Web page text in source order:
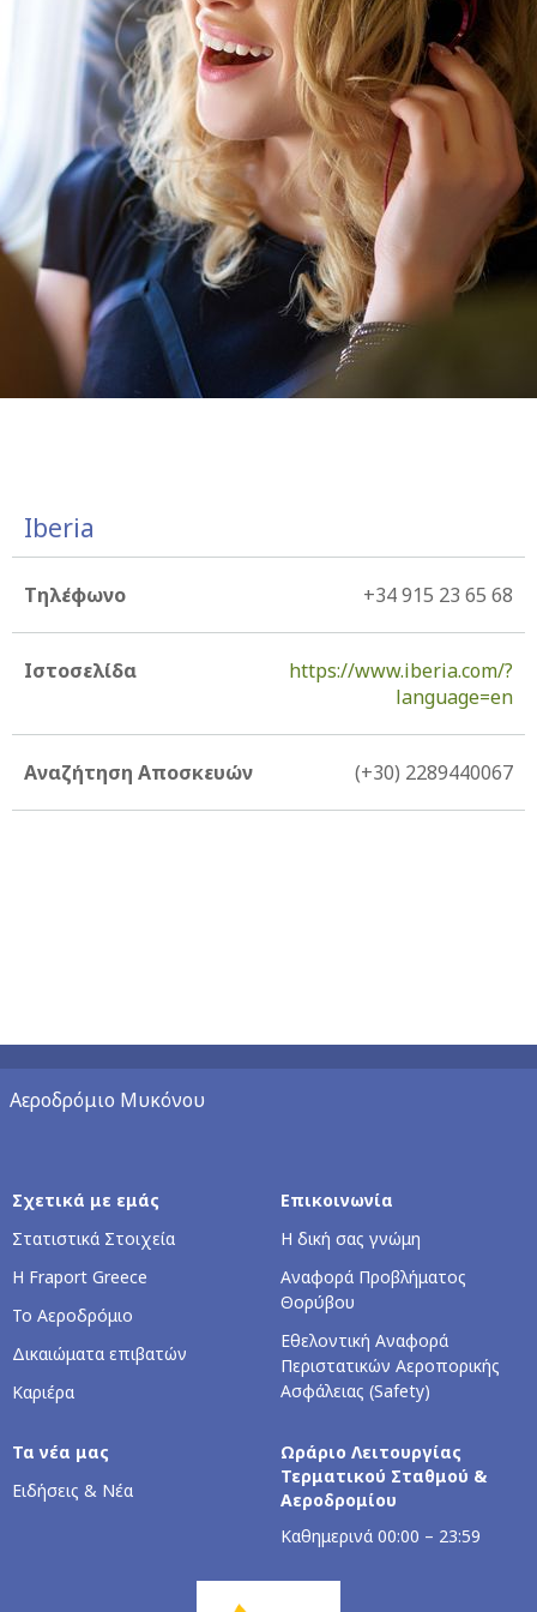
Iberia
Τηλέφωνο +34 915 23 65 68
Ιστοσελίδα
https://www.iberia.com/?
language=en
Αναζήτηση Αποσκευών (+30) 2289440067
Αεροδρόμιο Μυκόνου
Σχετικά με εμάς
Στατιστικά Στοιχεία
Η Fraport Greece
Το Αεροδρόμιο
Δικαιώματα επιβατών
Καριέρα
Επικοινωνία
Η δική σας γνώμη
Αναφορά Προβλήματος
Θορύβου
Εθελοντική Αναφορά
Περιστατικών Αεροπορικής
Ασφάλειας (Safety)
Τα νέα μας
Ειδήσεις & Νέα
Ωράριο Λειτουργίας
Τερματικού Σταθμού &
Αεροδρομίου
Καθημερινά 00:00 – 23:59